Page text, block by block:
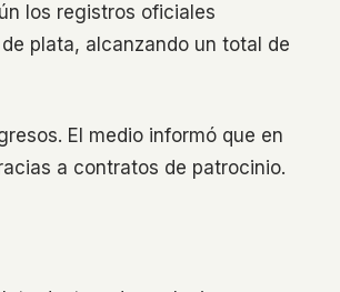
los registros oficiales
plata, alcanzando un total de
El medio informó que en
a contratos de patrocinio.